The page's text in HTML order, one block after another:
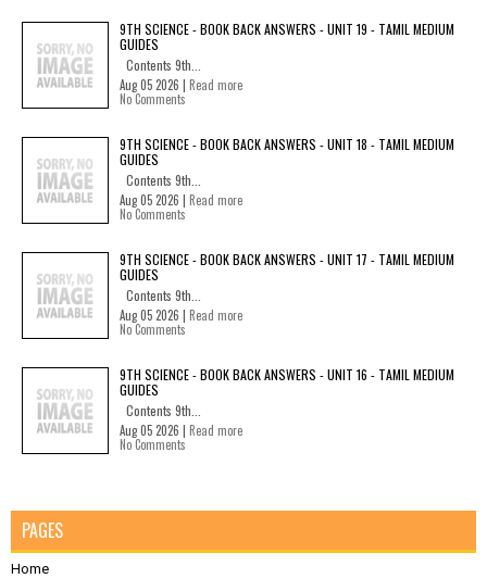
9TH SCIENCE - BOOK BACK ANSWERS - UNIT 19 - TAMIL MEDIUM
GUIDES
Contents 9th...
Aug 05 2026 | Read more
No Comments
9TH SCIENCE - BOOK BACK ANSWERS - UNIT 18 - TAMIL MEDIUM
GUIDES
Contents 9th...
Aug 05 2026 | Read more
No Comments
9TH SCIENCE - BOOK BACK ANSWERS - UNIT 17 - TAMIL MEDIUM
GUIDES
Contents 9th...
Aug 05 2026 | Read more
No Comments
9TH SCIENCE - BOOK BACK ANSWERS - UNIT 16 - TAMIL MEDIUM
GUIDES
Contents 9th...
Aug 05 2026 | Read more
No Comments
PAGES
Home